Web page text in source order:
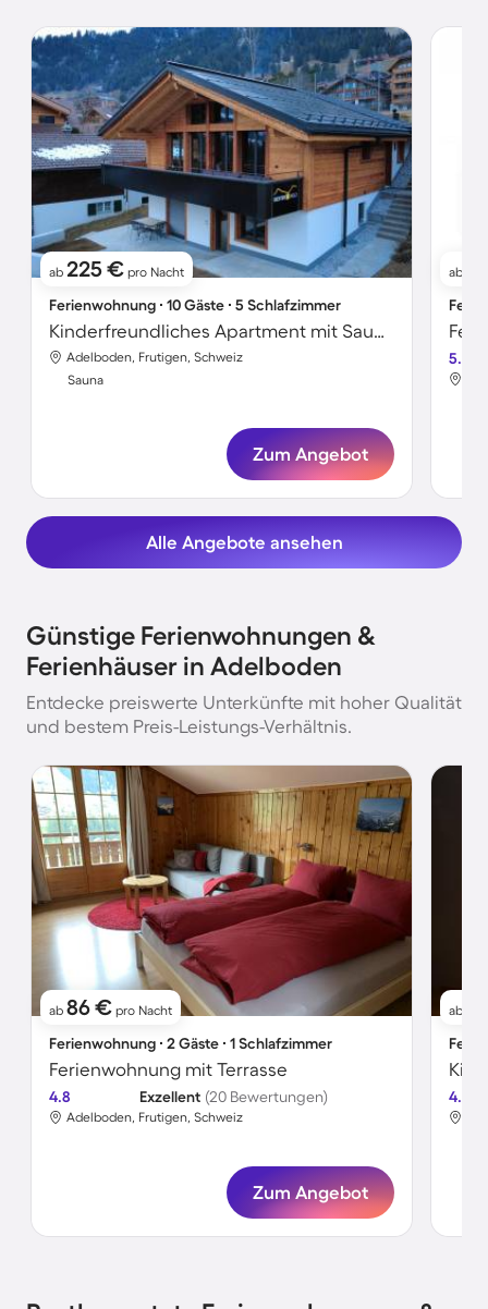
ab 225 € pro Nacht
Ferienwohnung ∙ 10 Gäste ∙ 5 Schlafzimmer
Kinderfreundliches Apartment mit Sauna, Garten und Terrasse | Nah am Skifahren
Adelboden, Frutigen, Schweiz
Sauna
Zum Angebot
ab
5.0
Alle Angebote ansehen
Günstige Ferienwohnungen &
Ferienhäuser in Adelboden
Entdecke preiswerte Unterkünfte mit hoher Qualität
und bestem Preis-Leistungs-Verhältnis.
ab 86 € pro Nacht
Ferienwohnung ∙ 2 Gäste ∙ 1 Schlafzimmer
Ferienwohnung mit Terrasse
4.8 Exzellent (20 Bewertungen)
Adelboden, Frutigen, Schweiz
Zum Angebot
ab
4.7